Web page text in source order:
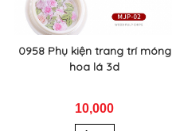
0958 Phụ kiện trang trí móng
hoa lá 3d
10,000